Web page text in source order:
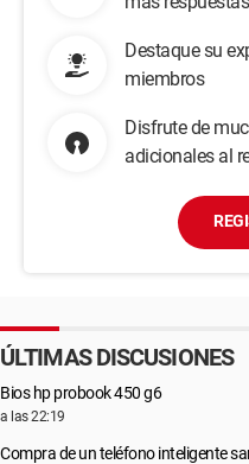
Destaque su
miembros
Disfrute de
adicionales al
ÚLTIMAS DISCUSIONES
Bios hp probook 450 g6
a las 22:19
Compra de un teléfono inteligente